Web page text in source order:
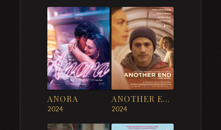
ANORA
2024
ANOTHER END
2024